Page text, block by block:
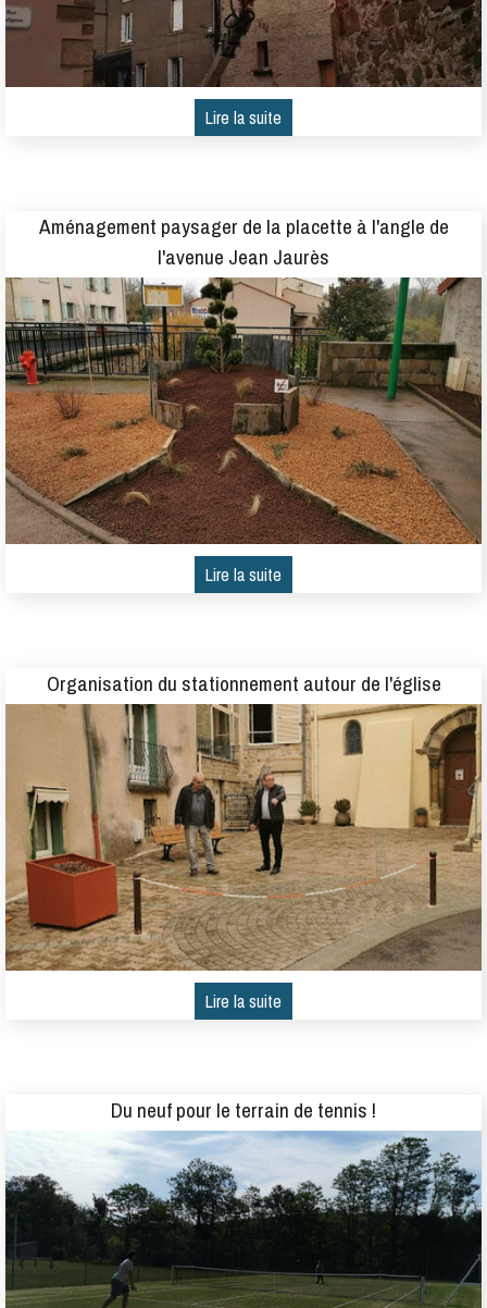
Aménagement paysager de la placette à l'angle de
l'avenue Jean Jaurès
Organisation du stationnement autour de l'église
Du neuf pour le terrain de tennis !